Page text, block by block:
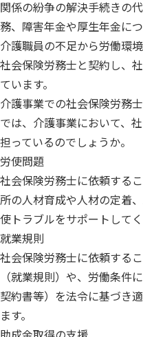
関係の紛争の解決手続きの
務、障害年金や厚生年金に
介護職員の不足から労働環
社会保険労務士と契約し、
ています。
介護事業での社会保険労務
では、介護事業において、
担っているのでしょうか。
労使問題
社会保険労務士に依頼する
所の人材育成や人材の定着
使トラブルをサポートしてく
就業規則
社会保険労務士に依頼する
（就業規則）や、労働条件
契約書等）を法令に基づき
ます。